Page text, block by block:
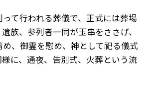
て行われる葬儀で、正式には葬場
族、参列者一同が玉串をささげ、
め、御霊を慰め、神として祀る儀式
に、通夜、告別式、火葬という流